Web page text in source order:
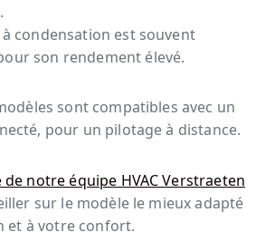
à condensation est souvent
son rendement élevé.
sont compatibles avec un
pour un pilotage à distance.
notre équipe HVAC Verstraeten
sur le modèle le mieux adapté
et à votre confort.